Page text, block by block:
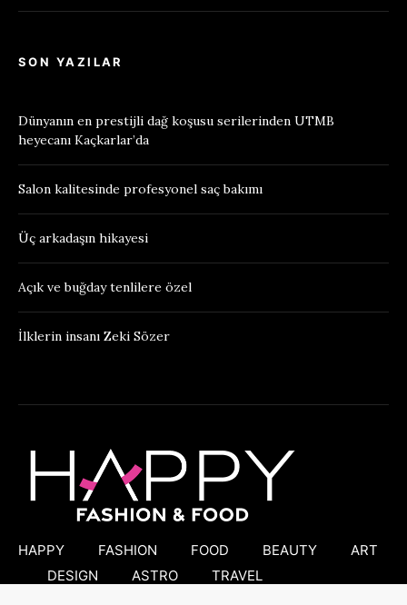
SON YAZILAR
Dünyanın en prestijli dağ koşusu serilerinden UTMB
heyecanı Kaçkarlar’da
Salon kalitesinde profesyonel saç bakımı
Üç arkadaşın hikayesi
Açık ve buğday tenlilere özel
İlklerin insanı Zeki Sözer
HAPPY FASHION FOOD BEAUTY
ART
DESIGN
ASTRO TRAVEL